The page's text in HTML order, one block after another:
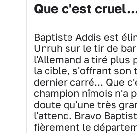
Que c'est
Baptiste Addis est
Unruh sur le tir de
l'Allemand a tiré plus
la cible, s'offrant son
dernier carré... Que
champion nîmois n'a
doute qu'une très
l'attend. Bravo
fièrement le